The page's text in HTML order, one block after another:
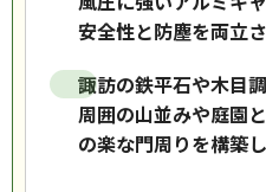
安全性と防塵を両立さ
諏訪の鉄平石や木目
周囲の山並みや庭園
の楽な門周りを構築し